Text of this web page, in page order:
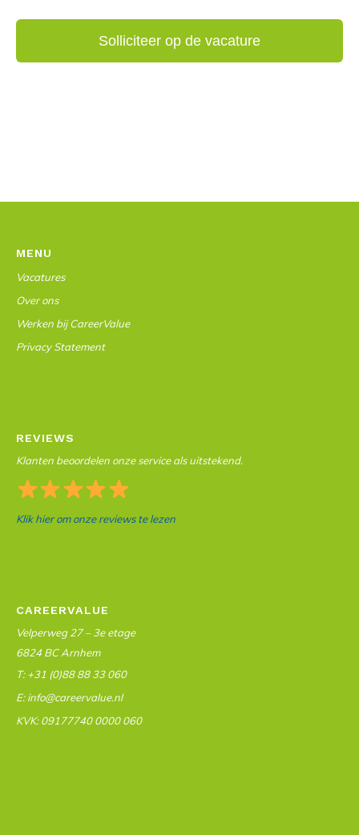
MENU
Vacatures
Over ons
Werken bij CareerValue
Privacy Statement
REVIEWS
Klanten beoordelen onze service als uitstekend.
Klik hier om onze reviews te lezen
CAREERVALUE
Velperweg 27 – 3e etage
6824 BC Arnhem
T: +31 (0)88 88 33 060
E: info@careervalue.nl
KVK: 09177740 0000 060